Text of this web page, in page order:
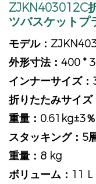
ZJKN403012C
ツバスケットプ
モデル：
外形寸法：400 *
インナーサイズ
折りたたみサイ
重量：0.61kg±3％
スタッキング：5
重量：8 kg
ボリューム：11 L